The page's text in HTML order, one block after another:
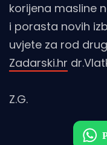
korijena masline
i porasta novih
uvjete za rod
Zadarski.hr
Z.G.